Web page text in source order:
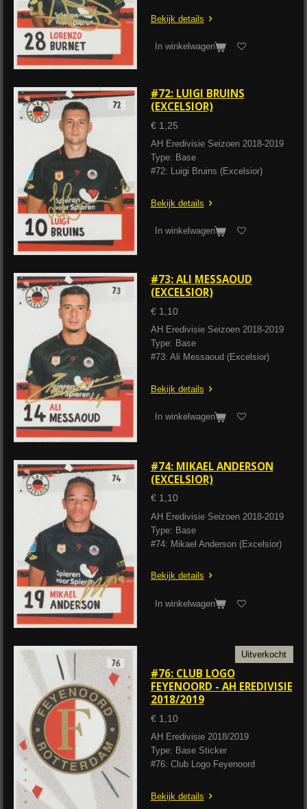
Bekijk details
In winkelwagen
#72: LUIGI BRUINS
(EXCELSIOR)
€ 1,25
AH Eredivisie Seizoen 2018-2019
Type: Base
#72: Luigi Bruins (Excelsior)
Bekijk details
In winkelwagen
#73: ALI MESSAOUD
(EXCELSIOR)
€ 1,10
AH Eredivisie Seizoen 2018-2019
Type: Base
#73: Ali Messaoud (Excelsior)
Bekijk details
In winkelwagen
#74: MIKAEL ANDERSON
(EXCELSIOR)
€ 1,10
AH Eredivisie Seizoen 2018-2019
Type: Base
#74: Mikael Anderson (Excelsior)
Bekijk details
In winkelwagen
Uitverkocht
#76: CLUB LOGO
FEYENOORD - AH EREDIVISIE
2018/2019
€ 1,10
AH Eredivisie 2018/2019
Type: Base Sticker
#76: Club Logo Feyenoord
Bekijk details